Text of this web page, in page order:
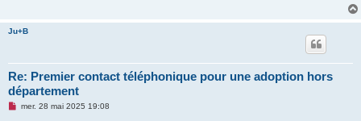
Ju+B
Re: Premier contact téléphonique pour une adoption hors
département
Mmer. 28 mai 2025 19:08